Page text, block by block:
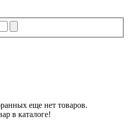
еще нет товаров.
в каталоге!